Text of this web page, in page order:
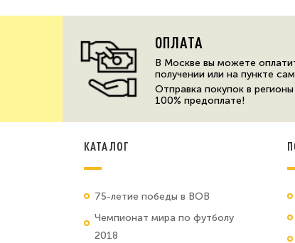
ОПЛАТА
В Москве вы можете
получении или на пункте
Отправка покупок в
100% предоплате!
КАТАЛОГ
75-летие победы в ВОВ
Чемпионат мира по футболу
2018